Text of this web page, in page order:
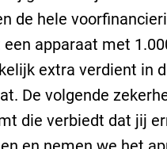
de hele
apparaat met
extra verdient in
De volgende
die verbiedt dat jij